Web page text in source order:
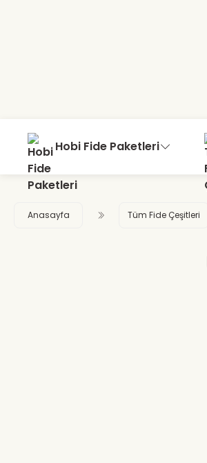
Hobi Fide Paketleri
Anasayfa Tüm Fide Çeşitleri